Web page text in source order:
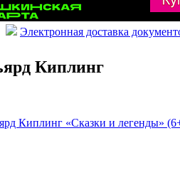
Электронная доставка
Киплинг
Киплинг «Сказки и легенды»